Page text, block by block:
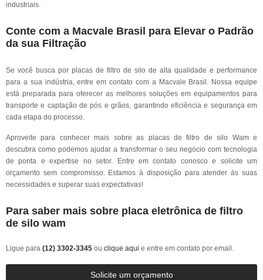
industriais.
Conte com a Macvale Brasil para Elevar o Padrão
da sua Filtração
Se você busca por placas de filtro de silo de alta qualidade e performance
para a sua indústria, entre em contato com a Macvale Brasil. Nossa equipe
está preparada para oferecer as melhores soluções em equipamentos para
transporte e captação de pós e grãos, garantindo eficiência e segurança em
cada etapa do processo.
Aproveite para conhecer mais sobre as placas de filtro de silo Wam e
descubra como podemos ajudar a transformar o seu negócio com tecnologia
de ponta e expertise no setor. Entre em contato conosco e solicite um
orçamento sem compromisso. Estamos à disposição para atender às suas
necessidades e superar suas expectativas!
Para saber mais sobre placa eletrônica de filtro
de silo wam
Ligue para (12) 3302-3345 ou clique aqui e entre em contato por email.
Solicite um orçamento